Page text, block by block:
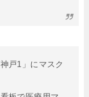
戸1」にマスク